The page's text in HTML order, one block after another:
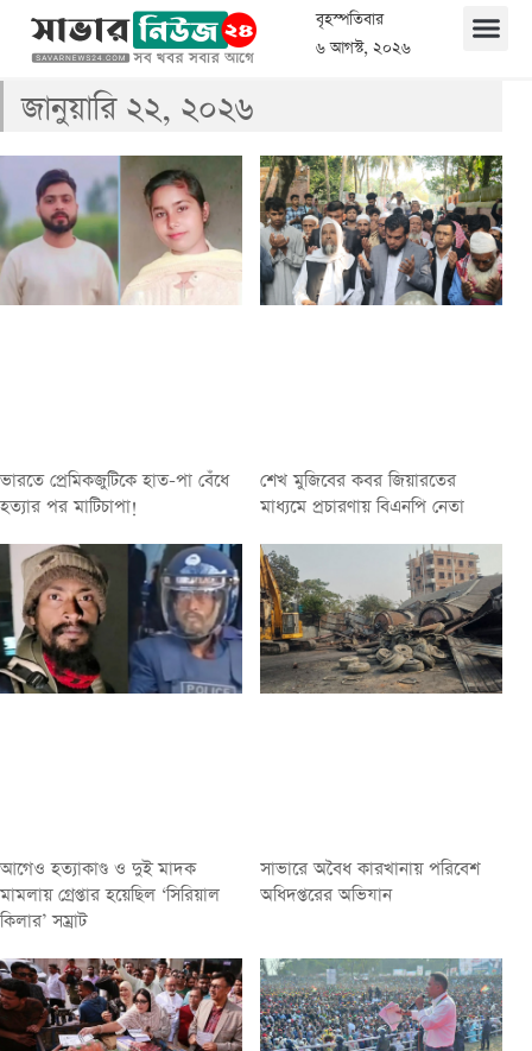
বৃহস্পতিবার
৬ আগস্ট, ২০২৬
জানুয়ারি ২২, ২০২৬
ভারতে প্রেমিকজুটিকে হাত-পা বেঁধে
হত্যার পর মাটিচাপা!
শেখ মুজিবের কবর জিয়ারতের
মাধ্যমে প্রচারণায় বিএনপি নেতা
আগেও হত্যাকাণ্ড ও দুই মাদক
মামলায় গ্রেপ্তার হয়েছিল ‘সিরিয়াল
কিলার’ সম্রাট
সাভারে অবৈধ কারখানায় পরিবেশ
অধিদপ্তরের অভিযান